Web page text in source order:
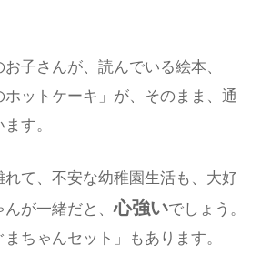
子さんが、読んでいる絵本、
ホットケーキ」が、そのまま、通
す。
て、不安な幼稚園生活も、大好
んが一緒だと、心強いでしょう。
ちゃんセット」もあります。